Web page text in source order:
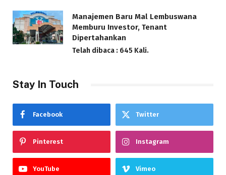
Manajemen Baru Mal Lembuswana
Memburu Investor, Tenant
Dipertahankan
Telah dibaca : 645 Kali.
Stay In Touch
Facebook Twitter
Pinterest Instagram
YouTube Vimeo